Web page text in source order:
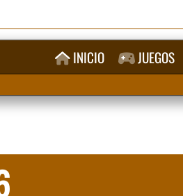
INICIO JUEGOS